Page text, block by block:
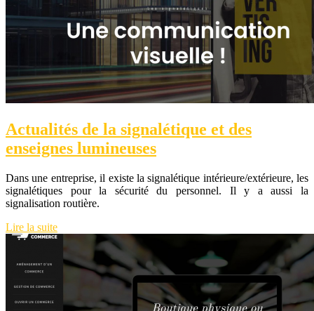
Actualités de la signalétique et des
enseignes lumineuses
Dans une entreprise, il existe la signalétique intérieure/extérieure, les
signalétiques pour la sécurité du personnel. Il y a aussi la
signalisation routière.
Lire la suite